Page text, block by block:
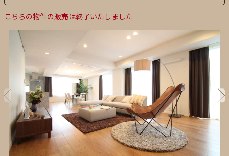
こちらの物件の販売は終了いたしました